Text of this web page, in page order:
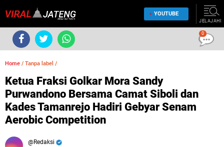
YOUTUBE
JELAJAHI
Home / Tanpa label /
Ketua Fraksi Golkar Mora Sandy
Purwandono Bersama Camat Siboli dan
Kades Tamanrejo Hadiri Gebyar Senam
Aerobic Competition
Redaksi
0